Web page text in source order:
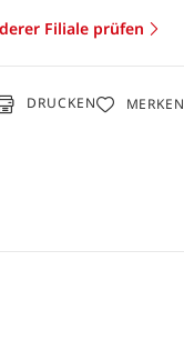
Filiale prüfen
DRUCKEN MERKEN